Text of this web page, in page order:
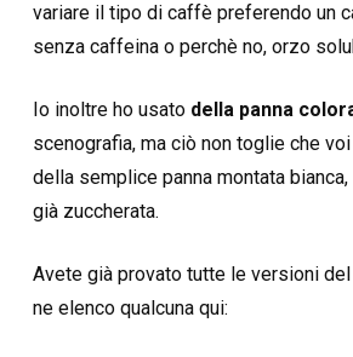
variare il tipo di caffè preferendo un
senza caffeina o perchè no, orzo
Io inoltre ho usato della panna
scenografia, ma ciò non toglie che
della semplice panna montata
già zuccherata.
Avete già provato tutte le versioni
ne elenco qualcuna qui: